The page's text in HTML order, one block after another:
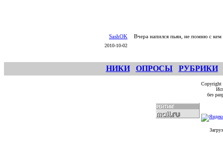
SashOK
2010-10-02
Вчера напился пьян, не помню с кем
НИКИ ОПРОСЫ РУБРИКИ
без